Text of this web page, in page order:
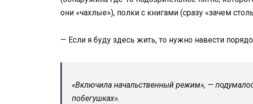
они «чахлые»), полки с книгами (сразу «зачем
— Если я буду здесь жить, то нужно навести
«Включила начальственный режим», —
побегушках».